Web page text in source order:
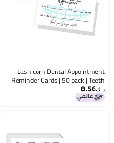
Lashicorn Dental Appointment
Reminder Cards | 50 pack | Teeth
Whitening, Dental Office, Client
Reminder, Patients, Pediatric
د.ك‏8.56